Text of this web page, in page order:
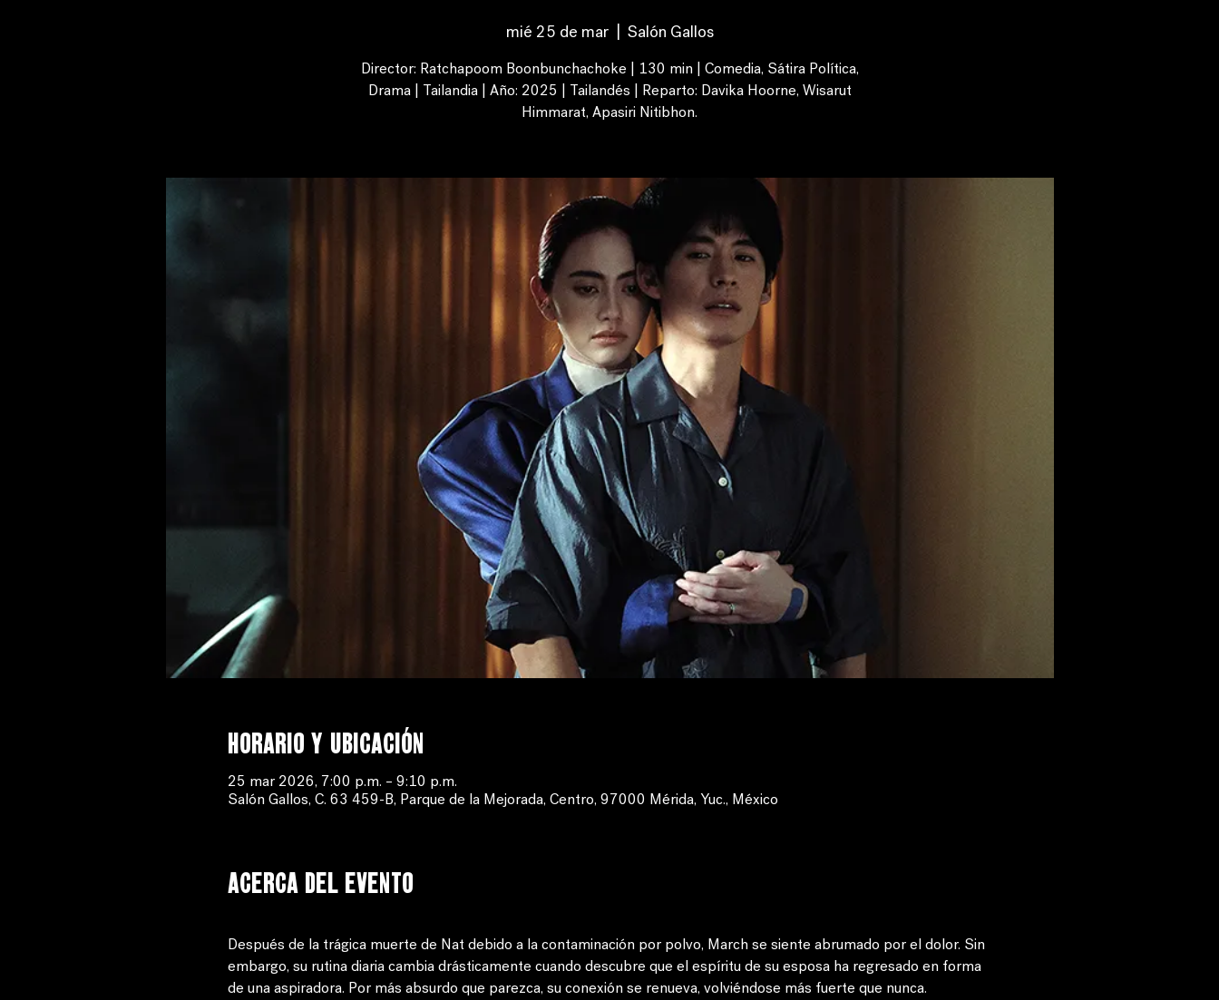
mié 25 de mar
  |
Salón Gallos
Director: Ratchapoom Boonbunchachoke | 130 min | Comedia, Sátira Política,
Drama | Tailandia | Año: 2025 | Tailandés | Reparto: Davika Hoorne, Wisarut
Himmarat, Apasiri Nitibhon.
Horario y ubicación
25 mar 2026, 7:00 p.m. – 9:10 p.m.
Salón Gallos, C. 63 459-B, Parque de la Mejorada, Centro, 97000 Mérida, Yuc., México
Acerca del evento
Después de la trágica muerte de Nat debido a la contaminación por polvo, March se siente abrumado por el dolor. Sin
embargo, su rutina diaria cambia drásticamente cuando descubre que el espíritu de su esposa ha regresado en forma
de una aspiradora. Por más absurdo que parezca, su conexión se renueva, volviéndose más fuerte que nunca.